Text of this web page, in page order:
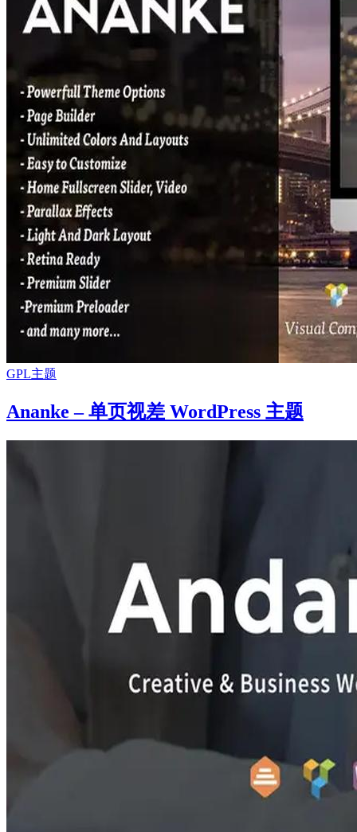
GPL主题
Ananke – 单页视差 WordPress 主题